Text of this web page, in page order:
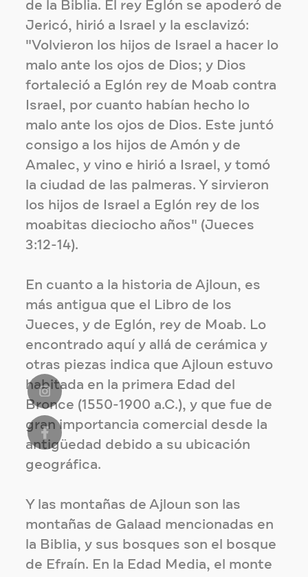
de la Biblia. El rey Eglón se apoderó de
Jericó, hirió a Israel y la esclavizó:
"Volvieron los hijos de Israel a hacer lo
malo ante los ojos de Dios; y Dios
fortaleció a Eglón rey de Moab contra
Israel, por cuanto habían hecho lo
malo ante los ojos de Dios. Este juntó
consigo a los hijos de Amón y de
Amalec, y vino e hirió a Israel, y tomó
la ciudad de las palmeras. Y sirvieron
los hijos de Israel a Eglón rey de los
moabitas dieciocho años" (Jueces
3:12-14).
En cuanto a la historia de Ajloun, es
más antigua que el Libro de los
Jueces, y de Eglón, rey de Moab. Lo
encontrado aquí y allá de cerámica y
otras piezas indica que Ajloun estuvo
habitada en la primera Edad del
Bronce (1550-1900 a.C.), y que fue de
gran importancia comercial desde la
antigüedad debido a su ubicación
geográfica.
Y las montañas de Ajloun son las
montañas de Galaad mencionadas en
la Biblia, y sus bosques son el bosque
de Efraín. En la Edad Media, el monte